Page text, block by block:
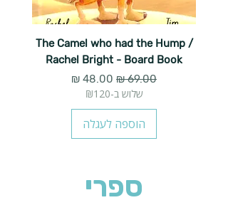
The Camel who had the Hump /
Rachel Bright - Board Book
מחיר רגיל מחיר מבצע
שלוש ב-₪120
הוספה לעגלה
ספרי